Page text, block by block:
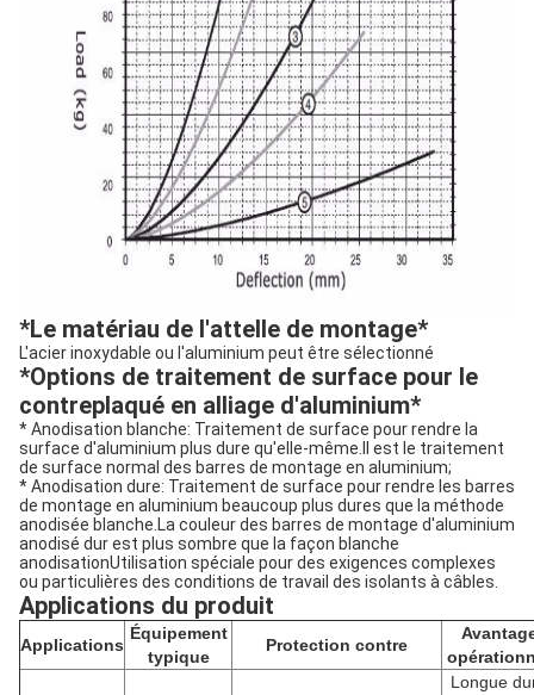
*Le matériau de l'attelle de montage*
L'acier inoxydable ou l'aluminium peut être sélectionné
*Options de traitement de surface pour le
contreplaqué en alliage d'aluminium*
* Anodisation blanche: Traitement de surface pour rendre la
surface d'aluminium plus dure qu'elle-même.Il est le traitement
de surface normal des barres de montage en aluminium;
* Anodisation dure: Traitement de surface pour rendre les barres
de montage en aluminium beaucoup plus dures que la méthode
anodisée blanche.La couleur des barres de montage d'aluminium
anodisé dur est plus sombre que la façon blanche
anodisationUtilisation spéciale pour des exigences complexes
ou particulières des conditions de travail des isolants à câbles.
Applications du produit
Applications
Équipement
typique
Protection contre
Longue